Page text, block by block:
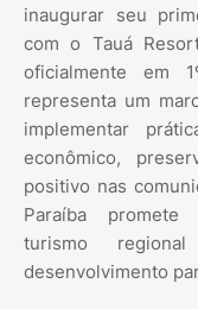
inaugurar seu
com o Tauá
oficialmente em
representa um
implementar
econômico,
positivo nas
Paraíba promete
turismo
desenvolvimento